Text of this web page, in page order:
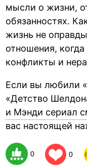
мысли о жизни,
обязанностях.
жизнь не
отношения,
конфликты и
Если вы любили
«Детство
и Мэнди сериал
вас настоящей
0 0